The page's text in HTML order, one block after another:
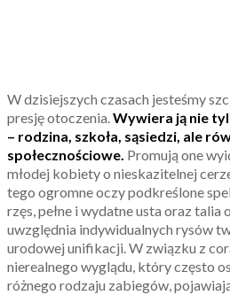
W dzisiejszych czasach jesteśmy
presję otoczenia.Wywiera ją nie
– rodzina, szkoła, sąsiedzi, ale
społecznościowe. Promują one
młodej kobiety o nieskazitelnej
tego ogromne oczy podkreślone
rzęs, pełne i wydatne usta oraz talia
uwzględnia indywidualnych rysów
urodowej unifikacji. W związku z
nierealnego wyglądu, który często
różnego rodzaju zabiegów,